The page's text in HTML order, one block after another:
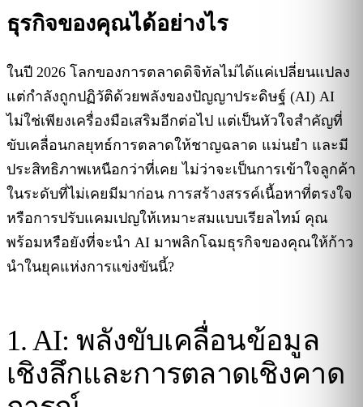
ธุรกิจของคุณได้อย่างไร
ในปี 2026 โลกของการตลาดดิจิทัลไม่ได้แค่เปลี่ยนแปลง
แต่กำลังถูกปฏิวัติด้วยพลังของปัญญาประดิษฐ์ (AI) AI
ไม่ใช่เพียงเครื่องมือเสริมอีกต่อไป แต่เป็นหัวใจสำคัญที่
ขับเคลื่อนกลยุทธ์การตลาดให้ชาญฉลาด แม่นยำ และมี
ประสิทธิภาพเหนือกว่าที่เคย ไม่ว่าจะเป็นการเข้าใจลูกค้า
ในระดับที่ไม่เคยมีมาก่อน การสร้างสรรค์เนื้อหาที่ตรงใจ
หรือการปรับแคมเปญให้เหมาะสมแบบเรียลไทม์ คุณ
พร้อมหรือยังที่จะนำ AI มาพลิกโฉมธุรกิจของคุณให้ก้าว
นำในยุคแห่งการแข่งขันนี้?
1. AI: พลังขับเคลื่อนข้อมูล
เชิงลึกและการตลาดเชิงคาด